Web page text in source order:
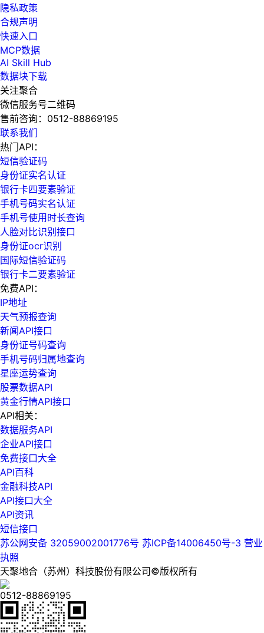
隐私政策
合规声明
快速入口
MCP数据
AI Skill Hub
数据块下载
关注聚合
微信服务号二维码
售前咨询： 0512-88869195
联系我们
热门API：
短信验证码
身份证实名认证
银行卡四要素验证
手机号码实名认证
手机号使用时长查询
人脸对比识别接口
身份证ocr识别
国际短信验证码
银行卡二要素验证
免费API：
IP地址
天气预报查询
新闻API接口
身份证号码查询
手机号码归属地查询
星座运势查询
股票数据API
黄金行情API接口
API相关：
数据服务API
企业API接口
免费接口大全
API百科
金融科技API
API接口大全
API资讯
短信接口
苏公网安备 32059002001776号 苏ICP备14006450号-3 营业
执照
天聚地合（苏州）科技股份有限公司©版权所有
0512-88869195